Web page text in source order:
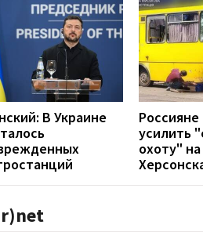
В Украине
усилить
охоту"